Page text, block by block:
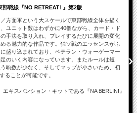
部戦線『NO RETREAT! 』第2版
方面軍という大スケールで東部戦線全体を描く
ユニット数はわずかに40個ながら、カード・ド
の手法を取り入れ、プレイするたびに展開の変化
る魅力的な作品です。独ソ戦のエッセンスがふ
盛り込まれており、ベテラン・ウォーゲーマー
のいく内容になっています。またルールは短
う駒数が少なく、そしてマップが小さいため、初
ることが可能です。
キスパンション・キットである『NA BERLIN!』